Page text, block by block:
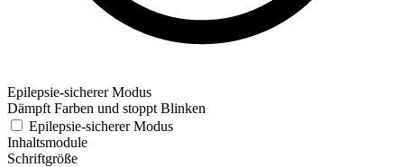
Epilepsie-sicherer Modus
Dämpft Farben und stoppt Blinken
Epilepsie-sicherer Modus
Inhaltsmodule
Schriftgröße